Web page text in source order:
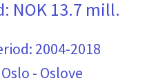
NOK 13.7 mill.
2004-2018
- Oslove